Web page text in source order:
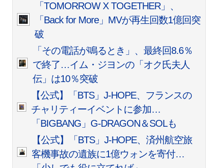
「TOMORROW X TOGETHER」、
「Back for More」MVが再生回数1億回突
破
「その電話が鳴るとき」、最終回8.6％
で終了…イム・ジヨンの「オク氏夫人
伝」は10％突破
【公式】「BTS」J-HOPE、フランスの
チャリティーイベントに参加…
「BIGBANG」G-DRAGON＆SOLも
【公式】「BTS」J-HOPE、済州航空旅
客機事故の遺族に1億ウォンを寄付…